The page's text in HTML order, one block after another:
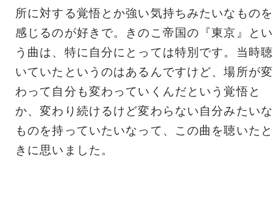
所に対する覚悟とか強い気持ちみたいなものを
感じるのが好きで。きのこ帝国の『東京』とい
う曲は、特に自分にとっては特別です。当時聴
いていたというのはあるんですけど、場所が変
わって自分も変わっていくんだという覚悟と
か、変わり続けるけど変わらない自分みたいな
ものを持っていたいなって、この曲を聴いたと
きに思いました。